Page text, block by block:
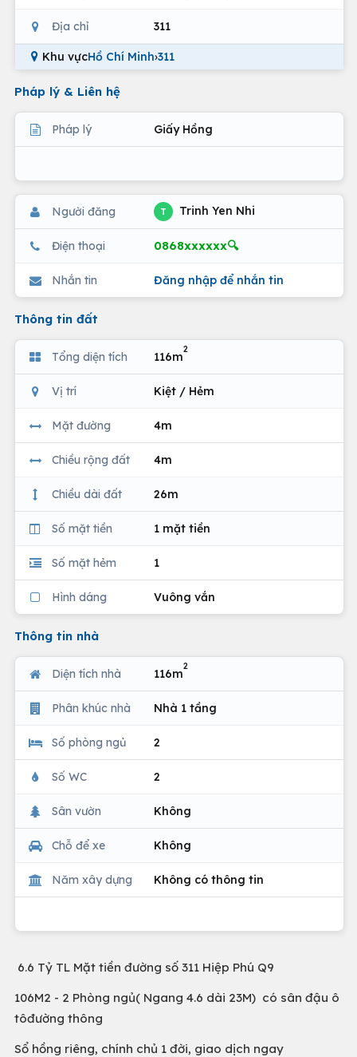
Địa chỉ 311
Khu vựcHồ Chí Minh›311
Pháp lý & Liên hệ
Pháp lý Giấy Hồng
Người đăng T Trinh Yen Nhi
Điện thoại 0868xxxxxx🔍
Nhắn tin Đăng nhập để nhắn tin
Thông tin đất
Tổng diện tích 116m
2
Vị trí Kiệt / Hẻm
Mặt đường 4m
Chiều rộng đất 4m
Chiều dài đất 26m
Số mặt tiền 1 mặt tiền
Số mặt hẻm 1
Hình dáng Vuông vắn
Thông tin nhà
Diện tích nhà 116m
2
Phân khúc nhà Nhà 1 tầng
Số phòng ngủ 2
Số WC 2
Sân vườn Không
Chỗ để xe Không
Năm xây dựng Không có thông tin
6.6 Tỷ TL Mặt tiền đường số 311 Hiệp Phú Q9
106M2 - 2 Phòng ngủ( Ngang 4.6 dài 23M) có sân đậu ô
tôđường thông
Sổ hồng riêng, chính chủ 1 đời, giao dịch ngay